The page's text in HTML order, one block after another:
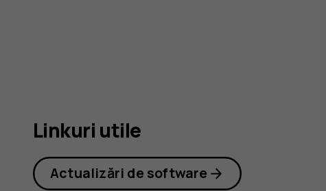
Linkuri utile
Actualizări de software